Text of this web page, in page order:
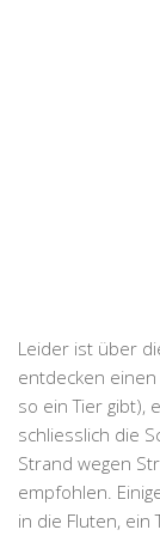
Leider ist über
entdecken
so ein Tier gibt),
schliesslich die
Strand wegen
empfohlen.
in die Fluten, ein